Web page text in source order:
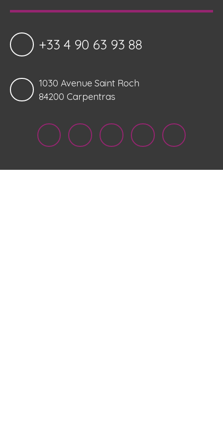
+33 4 90 63 93 88
1030 Avenue Saint Roch
84200 Carpentras